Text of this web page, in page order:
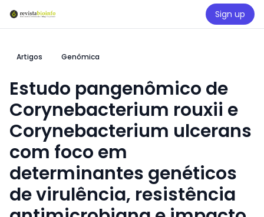
Sign up
Artigos Genômica
Estudo pangenômico de
Corynebacterium rouxii e
Corynebacterium ulcerans
com foco em
determinantes genéticos
de virulência, resistência